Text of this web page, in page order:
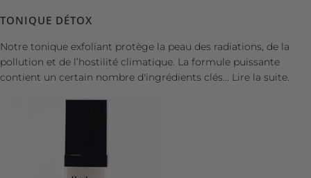
TONIQUE DÉTOX
Notre tonique exfoliant protège la peau des radiations, de la
pollution et de l’hostilité climatique. La formule puissante
contient un certain nombre d'ingrédients clés... Lire la suite.